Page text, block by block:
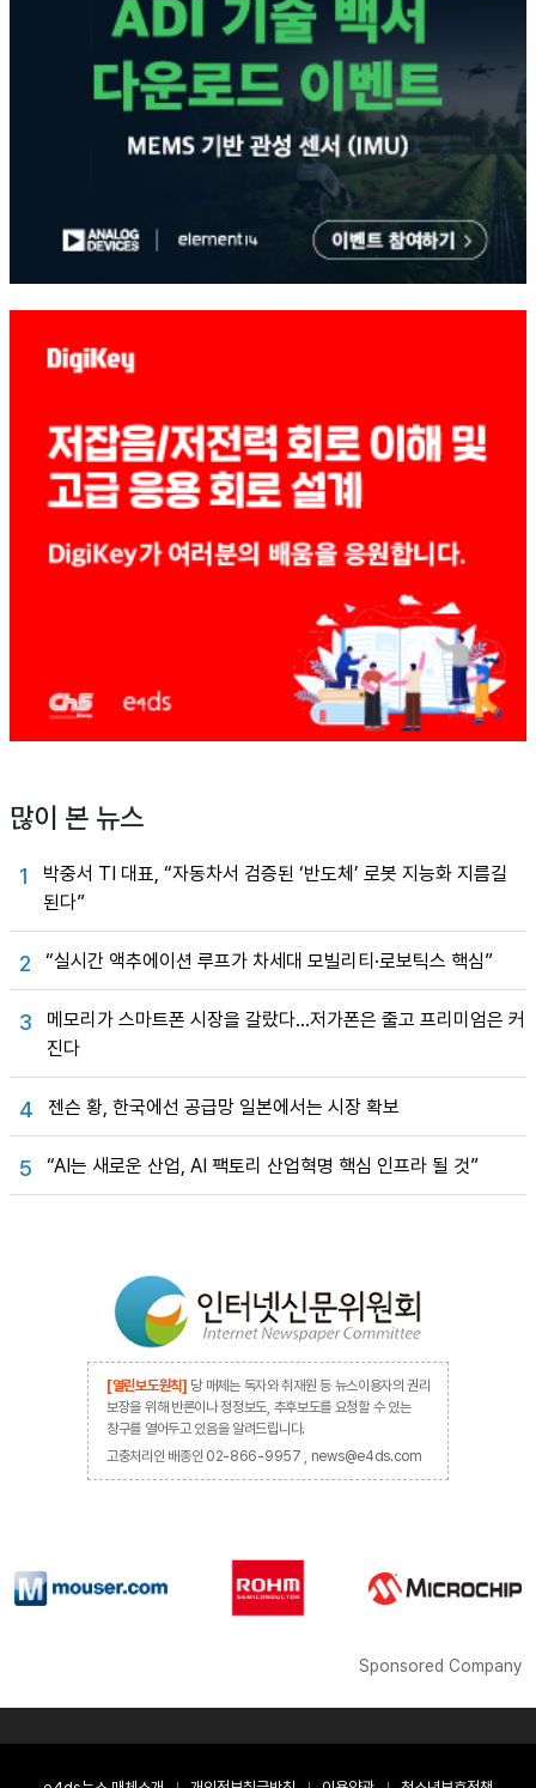
많이 본 뉴스
1
박중서 TI 대표, “자동차서 검증된 ‘반도체’ 로봇 지능화 지름길
된다”
2 “실시간 액추에이션 루프가 차세대 모빌리티·로보틱스 핵심”
3
메모리가 스마트폰 시장을 갈랐다…저가폰은 줄고 프리미엄은 커
진다
4 젠슨 황, 한국에선 공급망 일본에서는 시장 확보
5 “AI는 새로운 산업, AI 팩토리 산업혁명 핵심 인프라 될 것”
[열린보도원칙] 당 매체는 독자와 취재원 등 뉴스이용자의 권리
보장을 위해 반론이나 정정보도, 추후보도를 요청할 수 있는
창구를 열어두고 있음을 알려드립니다.
고충처리인 배종인 02-866-9957 , news@e4ds.com
Sponsored Company